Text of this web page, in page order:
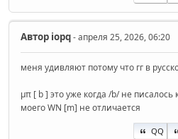
Автор iopq- апреля 25, 2026, 06:20
меня удивляют потому что гг в
μπ [ b ] это уже когда /b/ не
моего WN [m] не отличается
QQ